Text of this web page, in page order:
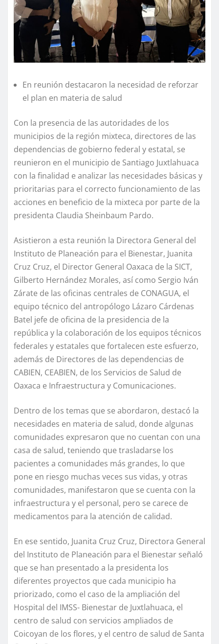
En reunión destacaron la necesidad de reforzar
el plan en materia de salud
Con la presencia de las autoridades de los
municipios de la región mixteca, directores de las
dependencias de gobierno federal y estatal, se
reunieron en el municipio de Santiago Juxtlahuaca
con la finalidad e analizar las necesidades básicas y
prioritarias para el correcto funcionamiento de las
acciones en beneficio de la mixteca por parte de la
presidenta Claudia Sheinbaum Pardo.
Asistieron a esta reunión la Directora General del
Instituto de Planeación para el Bienestar, Juanita
Cruz Cruz, el Director General Oaxaca de la SICT,
Gilberto Hernández Morales, así como Sergio Iván
Zárate de las oficinas centrales de CONAGUA, el
equipo técnico del antropólogo Lázaro Cárdenas
Batel jefe de oficina de la presidencia de la
república y la colaboración de los equipos técnicos
federales y estatales que fortalecen este esfuerzo,
además de Directores de las dependencias de
CABIEN, CEABIEN, de los Servicios de Salud de
Oaxaca e Infraestructura y Comunicaciones.
Dentro de los temas que se abordaron, destacó la
necesidades en materia de salud, donde algunas
comunidades expresaron que no cuentan con una
casa de salud, teniendo que trasladarse los
pacientes a comunidades más grandes, lo que
pone en riesgo muchas veces sus vidas, y otras
comunidades, manifestaron que se cuenta con la
infraestructura y el personal, pero se carece de
medicamentos para la atención de calidad.
En ese sentido, Juanita Cruz Cruz, Directora General
del Instituto de Planeación para el Bienestar señaló
que se han presentado a la presidenta los
diferentes proyectos que cada municipio ha
priorizado, como el caso de la ampliación del
Hospital del IMSS- Bienestar de Juxtlahuaca, el
centro de salud con servicios ampliados de
Coicoyan de los flores, y el centro de salud de Santa